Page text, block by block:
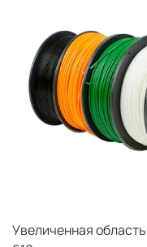
Увеличенная